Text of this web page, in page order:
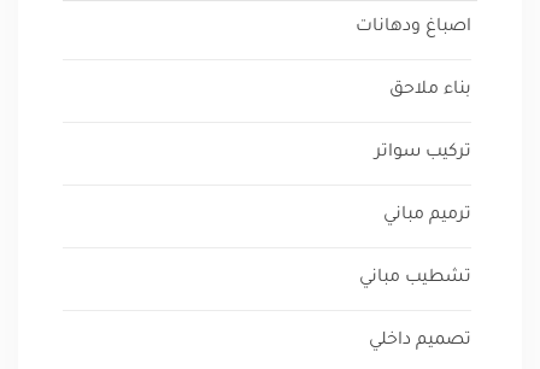
اصباغ ودهانات
بناء ملاحق
تركيب سواتر
ترميم مباني
تشطيب مباني
تصميم داخلي